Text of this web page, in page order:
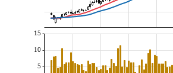
5
10
15